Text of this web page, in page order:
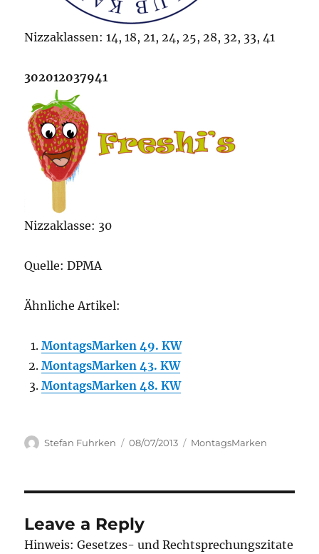
Nizzaklassen: 14, 18, 21, 24, 25, 28, 32, 33, 41
302012037941
Nizzaklasse: 30
Quelle: DPMA
Ähnliche Artikel:
MontagsMarken 49. KW
MontagsMarken 43. KW
MontagsMarken 48. KW
Author
Stefan Fuhrken
Posted
08/07/2013 Categories
MontagsMarken
Leave a Reply
Hinweis: Gesetzes- und Rechtsprechungszitate